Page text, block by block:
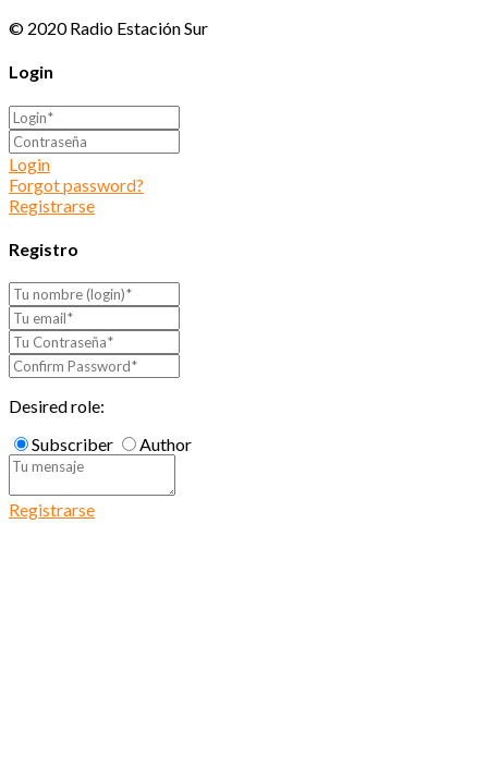
© 2020 Radio Estación Sur
Login
Login
Forgot password?
Registrarse
Registro
Desired role:
Subscriber
Author
Registrarse